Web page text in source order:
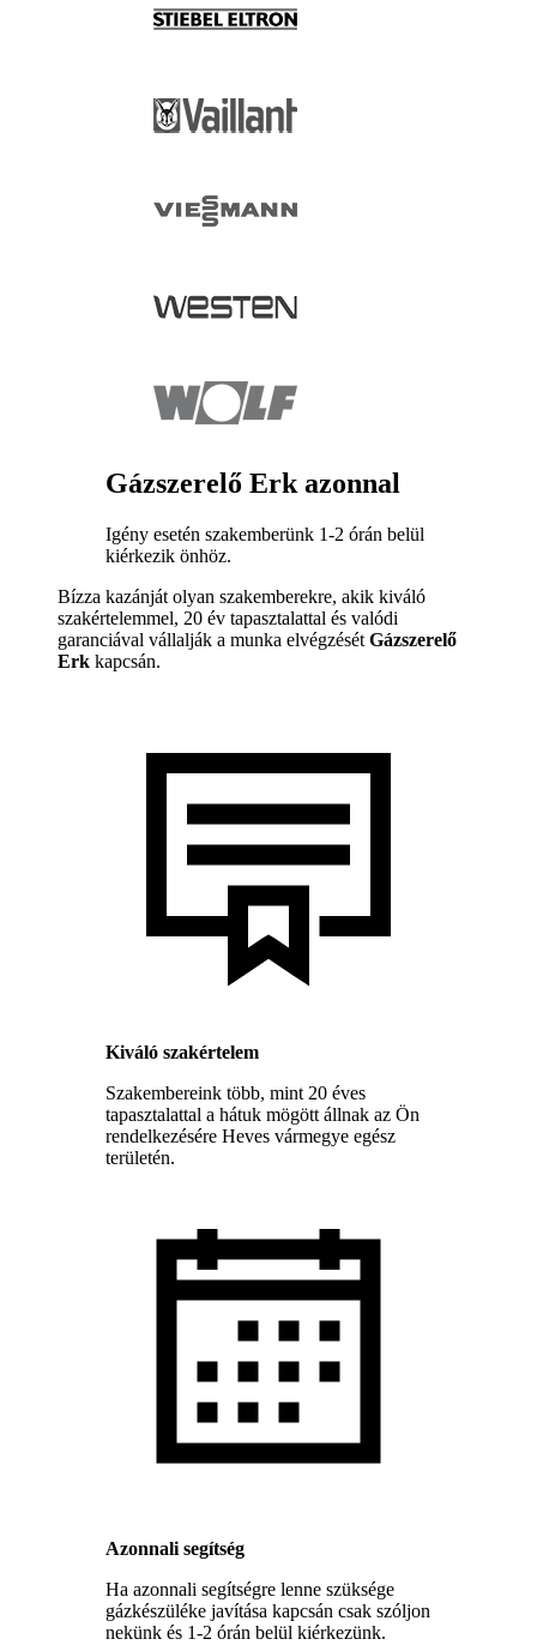
Gázszerelő Erk azonnal
Igény esetén szakemberünk 1-2 órán belül
kiérkezik önhöz.
Bízza kazánját olyan szakemberekre, akik kiváló
szakértelemmel, 20 év tapasztalattal és valódi
garanciával vállalják a munka elvégzését Gázszerelő
Erk kapcsán.
Kiváló szakértelem
Szakembereink több, mint 20 éves
tapasztalattal a hátuk mögött állnak az Ön
rendelkezésére Heves vármegye egész
területén.
Azonnali segítség
Ha azonnali segítségre lenne szüksége
gázkészüléke javítása kapcsán csak szóljon
nekünk és 1-2 órán belül kiérkezünk.